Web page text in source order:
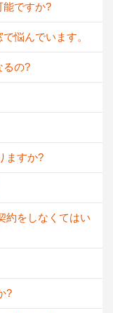
能ですか?
悩んでいます。
るの?
ますか?
約をしなくてはい
?